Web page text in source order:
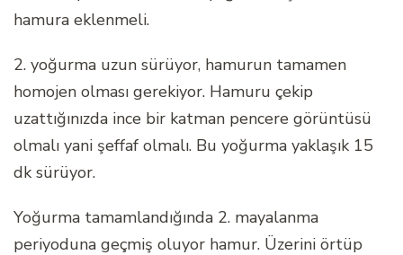
hamura eklenmeli.
2. yoğurma uzun sürüyor, hamurun tamamen
homojen olması gerekiyor. Hamuru çekip
uzattığınızda ince bir katman pencere görüntüsü
olmalı yani şeffaf olmalı. Bu yoğurma yaklaşık 15
dk sürüyor.
Yoğurma tamamlandığında 2. mayalanma
periyoduna geçmiş oluyor hamur. Üzerini örtüp